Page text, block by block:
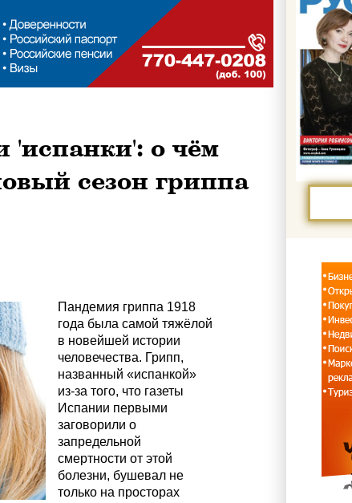
о чём
сезон гриппа
Пандемия гриппа 1918
года была самой тяжёлой
в новейшей истории
человечества. Грипп,
названный «испанкой»
из-за того, что газеты
Испании первыми
заговорили о
запредельной
смертности от этой
болезни, бушевал не
только на просторах